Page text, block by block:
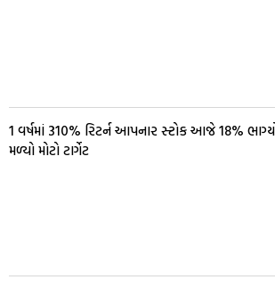
1 વર્ષમાં 310% રિટર્ન આપનાર સ્ટોક આજે 18%
મળ્યો મોટો ટાર્ગેટ